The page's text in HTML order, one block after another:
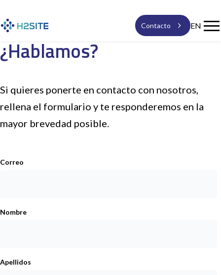
Soluciones
Nuestra tecnología
Actualidad
Contacto  EN
¿Hablamos?
Si quieres ponerte en contacto con nosotros,
rellena el formulario y te responderemos en la
mayor brevedad posible.
Correo
Nombre
Apellidos